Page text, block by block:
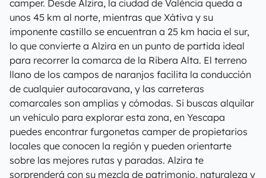
camper. Desde Alzira, la ciudad de València queda a
unos 45 km al norte, mientras que Xàtiva y su
imponente castillo se encuentran a 25 km hacia el sur,
lo que convierte a Alzira en un punto de partida ideal
para recorrer la comarca de la Ribera Alta. El terreno
llano de los campos de naranjos facilita la conducción
de cualquier autocaravana, y las carreteras
comarcales son amplias y cómodas. Si buscas alquilar
un vehículo para explorar esta zona, en Yescapa
puedes encontrar furgonetas camper de propietarios
locales que conocen la región y pueden orientarte
sobre las mejores rutas y paradas. Alzira te
sorprenderá con su mezcla de patrimonio, naturaleza y